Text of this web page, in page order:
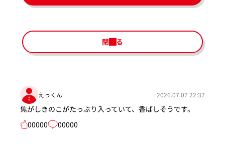
閉じる
えっくん 2026.07.07 22:37
焦がしきのこがたっぷり入っていて、香ばしそうです。
00000
00000